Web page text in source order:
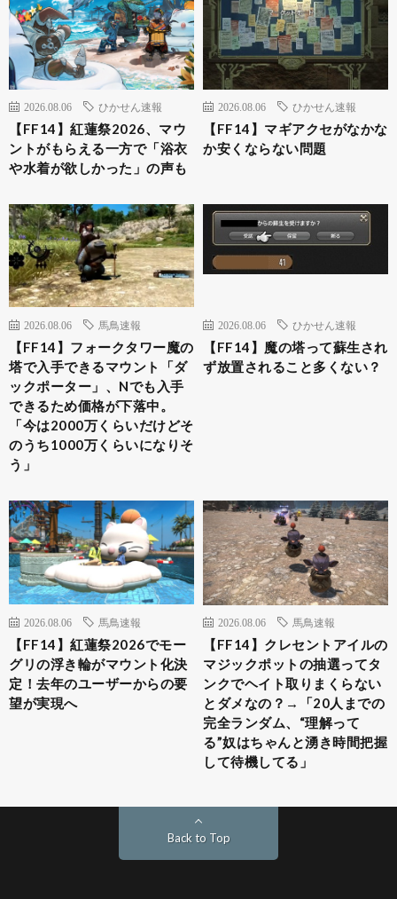
2026.08.06 ひかせん速報
【FF14】紅蓮祭2026、マウ
ントがもらえる一方で「浴衣
や水着が欲しかった」の声も
2026.08.06 ひかせん速報
【FF14】マギアクセがなかな
か安くならない問題
2026.08.06 馬鳥速報
【FF14】フォークタワー魔の
塔で入手できるマウント「ダ
ックポーター」、Nでも入手
できるため価格が下落中。
「今は2000万くらいだけどそ
のうち1000万くらいになりそ
う」
2026.08.06 ひかせん速報
【FF14】魔の塔って蘇生され
ず放置されること多くない？
2026.08.06 馬鳥速報
【FF14】紅蓮祭2026でモー
グリの浮き輪がマウント化決
定！去年のユーザーからの要
望が実現へ
2026.08.06 馬鳥速報
【FF14】クレセントアイルの
マジックポットの抽選ってタ
ンクでヘイト取りまくらない
とダメなの？→「20人までの
完全ランダム、“理解って
る”奴はちゃんと湧き時間把握
して待機してる」
Back to Top